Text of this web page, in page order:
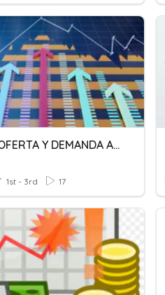
PBI-PBN, OFERTA Y DEMANDA AGREGADA
1st - 3rd 17